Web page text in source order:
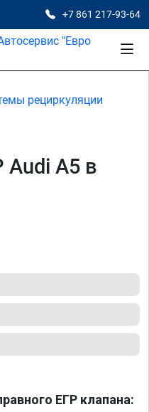
+7 861 217-93-64
рециркуляции
A5 в
ЕГР клапана: